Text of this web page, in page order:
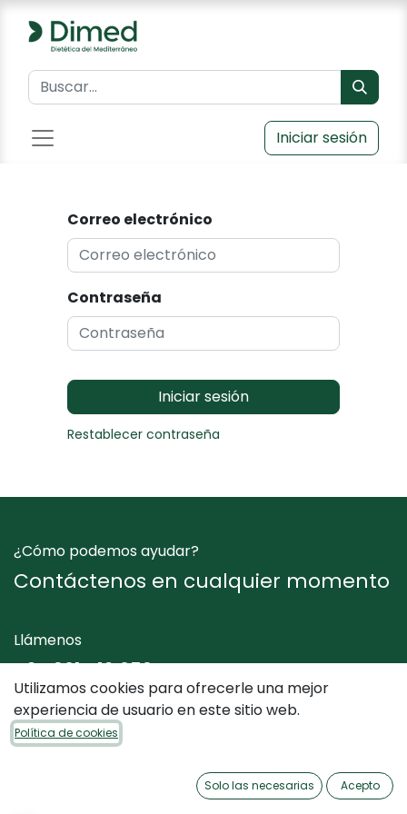
Iniciar sesión
Correo electrónico
Contraseña
Iniciar sesión
Restablecer contraseña
¿Cómo podemos ayudar?
Contáctenos en cualquier momento
Llámenos
+34 961 412 050
Envíenos un mensaje
Utilizamos cookies para ofrecerle una mejor
experiencia de usuario en este sitio web.
Política de cookies
Solo las necesarias Acepto